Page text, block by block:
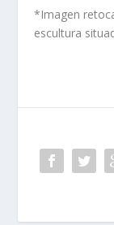
*Imagen
escultura